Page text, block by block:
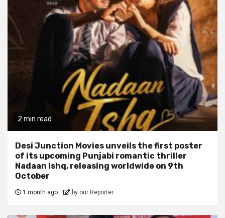
2 min read
Desi Junction Movies unveils the first poster
of its upcoming Punjabi romantic thriller
Nadaan Ishq, releasing worldwide on 9th
October
1 month ago by our Reporter